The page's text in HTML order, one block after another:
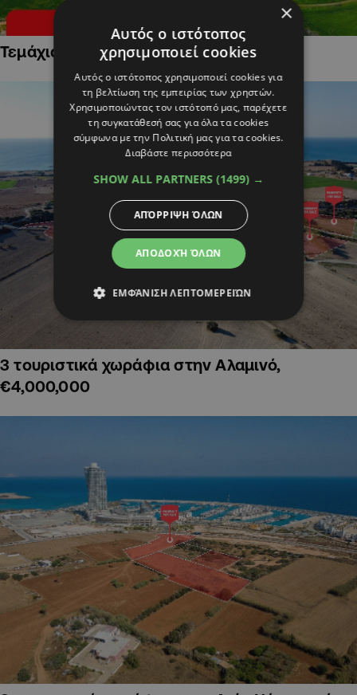
Τεμάχια Γης σε Οικιστικές Περιοχές
3 τουριστικά χωράφια στην Αλαμινό,
€4,000,000
×
Αυτός ο ιστότοπος
χρησιμοποιεί cookies
Αυτός ο ιστότοπος χρησιμοποιεί cookies για
τη βελτίωση της εμπειρίας των χρηστών.
Χρησιμοποιώντας τον ιστότοπό μας, παρέχετε
τη συγκατάθεσή σας για όλα τα cookies
σύμφωνα με την Πολιτική μας για τα cookies.
Διαβάστε περισσότερα
SHOW ALL PARTNERS (1499) →
ΑΠΟΔΟΧΉ ΌΛΩΝ
ΑΠΌΡΡΙΨΗ ΌΛΩΝ
ΕΜΦΆΝΙΣΗ ΛΕΠΤΟΜΕΡΕΙΏΝ